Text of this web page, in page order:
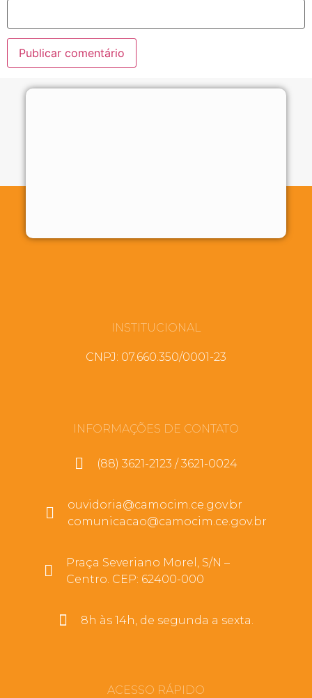
INSTITUCIONAL
CNPJ: 07.660.350/0001-23
INFORMAÇÕES DE CONTATO
(88) 3621-2123 / 3621-0024
ouvidoria@camocim.ce.gov.br
comunicacao@camocim.ce.gov.br
Praça Severiano Morel, S/N –
Centro. CEP: 62400-000
8h às 14h, de segunda a sexta.
ACESSO RÁPIDO